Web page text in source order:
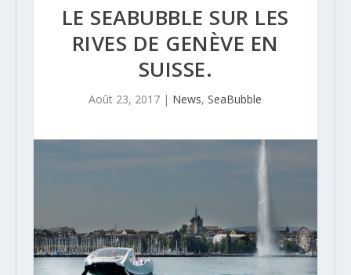
LE SEABUBBLE SUR LES
RIVES DE GENÈVE EN
SUISSE.
Août 23, 2017 | News,SeaBubble